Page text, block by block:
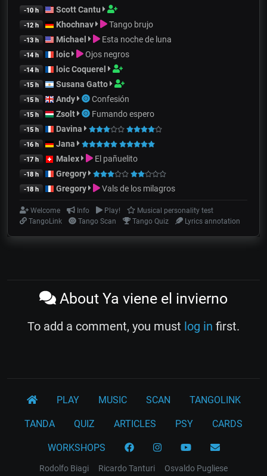
-10 h Scott Cantu
-12 h Khochnav Tango brujo
-13 h Michael Esta noche de luna
-14 h loic Ojos negros
-14 h loic Coquerel
-15 h Susana Gatto
-15 h Andy Confesión
-15 h Zsolt Fumando espero
-15 h Davina
-16 h Jana
-17 h Malex El pañuelito
-18 h Gregory
-18 h Gregory Vals de los milagros
Welcome Info Play!
Musical personality test
TangoLink
Tango Scan Tango Quiz Lyrics annotation
About Ya viene el invierno
To add a comment, you must log in first.
PLAY MUSIC SCAN TANGOLINK
TANDA QUIZ ARTICLES PSY CARDS
WORKSHOPS
Rodolfo Biagi Ricardo Tanturi Osvaldo Pugliese